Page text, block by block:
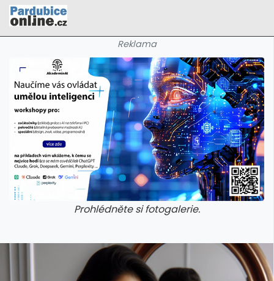
Reklama
Prohlédněte si fotogalerie.